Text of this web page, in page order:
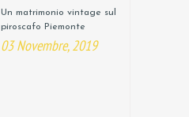
Un matrimonio vintage sul
piroscafo Piemonte
03 Novembre, 2019